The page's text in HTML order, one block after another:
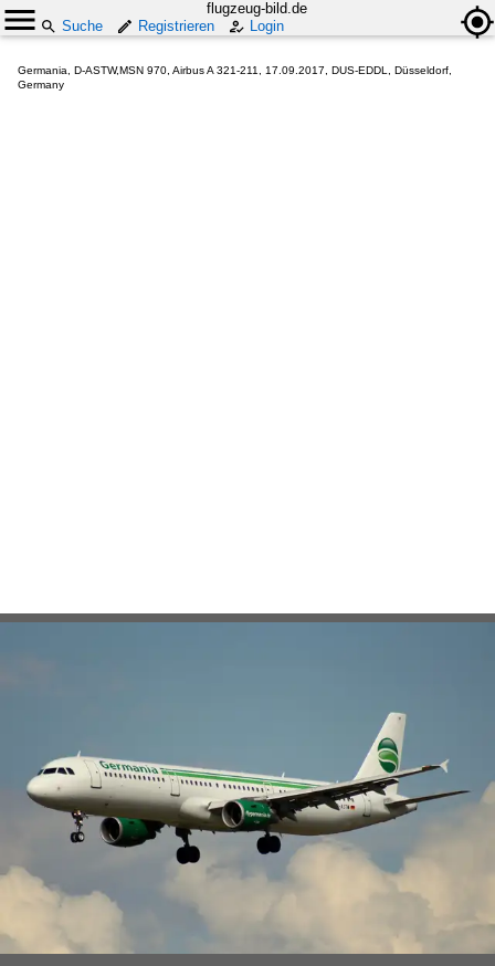
flugzeug-bild.de
Suche
Registrieren Login
Germania, D-ASTW,MSN 970, Airbus A 321-211, 17.09.2017, DUS-EDDL, Düsseldorf,
Germany